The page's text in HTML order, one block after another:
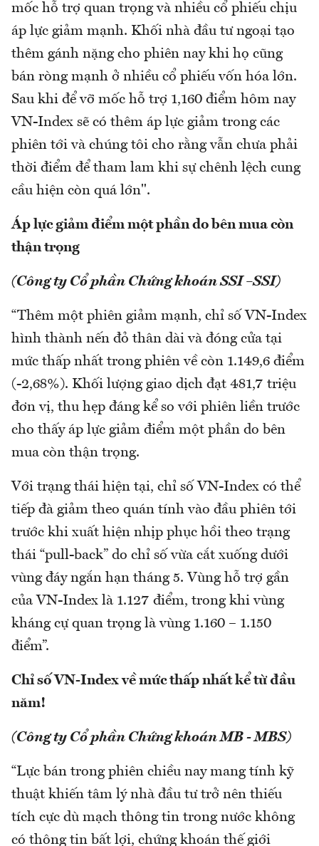
mốc hỗ trợ quan trọng và nhiều cổ phiếu chịu
áp lực giảm mạnh. Khối nhà đầu tư ngoại tạo
thêm gánh nặng cho phiên nay khi họ cũng
bán ròng mạnh ở nhiều cổ phiếu vốn hóa lớn.
Sau khi để vỡ mốc hỗ trợ 1,160 điểm hôm nay
VN-Index sẽ có thêm áp lực giảm trong các
phiên tới và chúng tôi cho rằng vẫn chưa phải
thời điểm để tham lam khi sự chênh lệch cung
cầu hiện còn quá lớn".
Áp lực giảm điểm một phần do bên mua còn
thận trọng
(Công ty Cổ phần Chứng khoán SSI –SSI)
“Thêm một phiên giảm mạnh, chỉ số VN-Index
hình thành nến đỏ thân dài và đóng cửa tại
mức thấp nhất trong phiên về còn 1.149,6 điểm
(-2,68%). Khối lượng giao dịch đạt 481,7 triệu
đơn vị, thu hẹp đáng kể so với phiên liền trước
cho thấy áp lực giảm điểm một phần do bên
mua còn thận trọng.
Với trạng thái hiện tại, chỉ số VN-Index có thể
tiếp đà giảm theo quán tính vào đầu phiên tới
trước khi xuất hiện nhịp phục hồi theo trạng
thái “pull-back” do chỉ số vừa cắt xuống dưới
vùng đáy ngắn hạn tháng 5. Vùng hỗ trợ gần
của VN-Index là 1.127 điểm, trong khi vùng
kháng cự quan trọng là vùng 1.160 – 1.150
điểm”.
Chỉ số VN-Index về mức thấp nhất kể từ đầu
năm!
(Công ty Cổ phần Chứng khoán MB - MBS)
“Lực bán trong phiên chiều nay mang tính kỹ
thuật khiến tâm lý nhà đầu tư trở nên thiếu
tích cực dù mạch thông tin trong nước không
có thông tin bất lợi, chứng khoán thế giới